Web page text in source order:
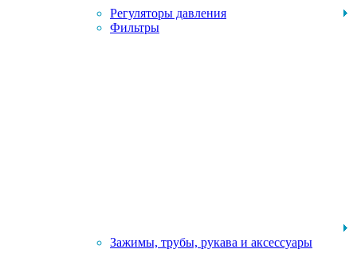
Регуляторы давления
Фильтры
Зажимы, трубы, рукава и аксессуары